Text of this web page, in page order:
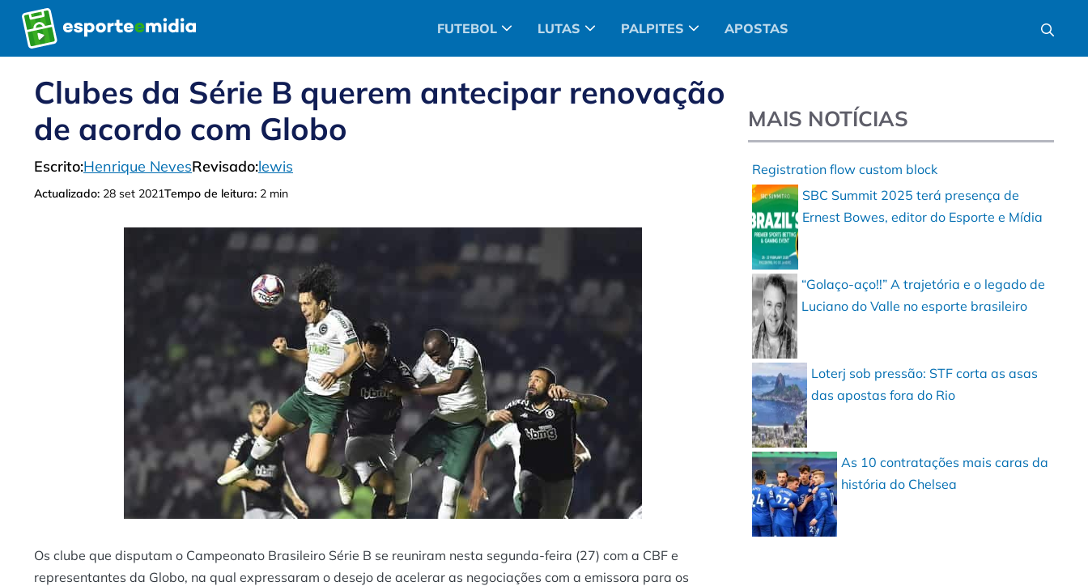
Pular
para
o
FUTEBOL LUTAS PALPITES APOSTAS
Clubes da Série B querem antecipar renovação
de acordo com Globo
Escrito:Henrique NevesRevisado:lewis
Actualizado: 28 set 2021Tempo de leitura: 2 min
Os clube que disputam o Campeonato Brasileiro Série B se reuniram nesta segunda-feira (27) com a CBF e
representantes da Globo, na qual expressaram o desejo de acelerar as negociações com a emissora para os
MAIS NOTÍCIAS
Registration flow custom block
SBC Summit 2025 terá presença de
Ernest Bowes, editor do Esporte e Mídia
“Golaço-aço!!” A trajetória e o legado de
Luciano do Valle no esporte brasileiro
Loterj sob pressão: STF corta as asas
das apostas fora do Rio
As 10 contratações mais caras da
história do Chelsea